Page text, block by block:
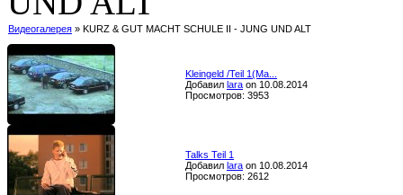
Видеогалерея » KURZ & GUT MACHT SCHULE II - JUNG UND ALT
Kleingeld /Teil 1(Ma...
Добавил lara on 10.08.2014
Просмотров: 3953
Talks Teil 1
Добавил lara on 10.08.2014
Просмотров: 2612